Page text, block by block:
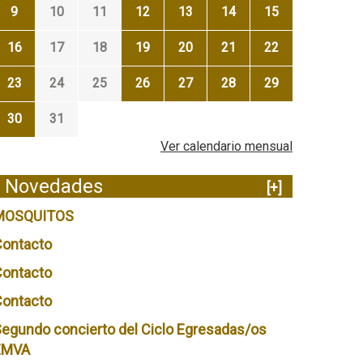
9 10 11 12 13 14 15
16 17 18 19 20 21 22
23 24 25 26 27 28 29
30
31
Ver calendario mensual
Novedades
[+]
concierto del Ciclo Egresadas/os